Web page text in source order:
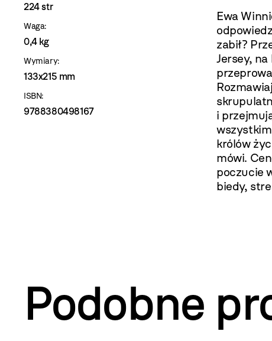
224 str
Waga:
0,4 kg
Wymiary:
133x215 mm
ISBN:
9788380498167
Ewa
zabił?
Jersey,
i
królów
mówi.
poczucie
biedy,
Podobne